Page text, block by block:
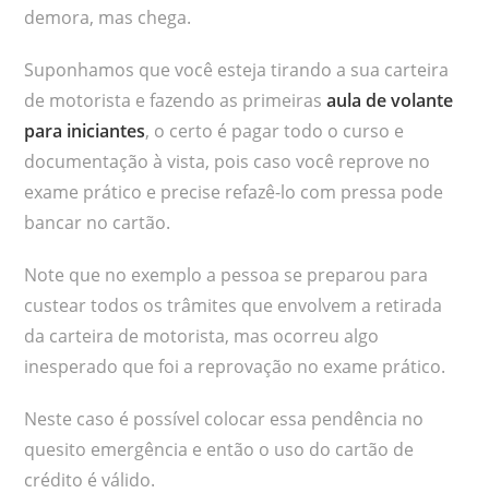
demora, mas chega.
Suponhamos que você esteja tirando a sua carteira
de motorista e fazendo as primeirasaula de volante
para iniciantes, o certo é pagar todo o curso e
documentação à vista, pois caso você reprove no
exame prático e precise refazê-lo com pressa pode
bancar no cartão.
Note que no exemplo a pessoa se preparou para
custear todos os trâmites que envolvem a retirada
da carteira de motorista, mas ocorreu algo
inesperado que foi a reprovação no exame prático.
Neste caso é possível colocar essa pendência no
quesito emergência e então o uso do cartão de
crédito é válido.